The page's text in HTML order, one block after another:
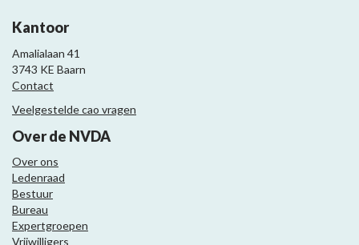
Kantoor
Amalialaan 41
3743 KE Baarn
Contact
Veelgestelde cao vragen
Over de NVDA
Over ons
Ledenraad
Bestuur
Bureau
Expertgroepen
Vrijwilligers